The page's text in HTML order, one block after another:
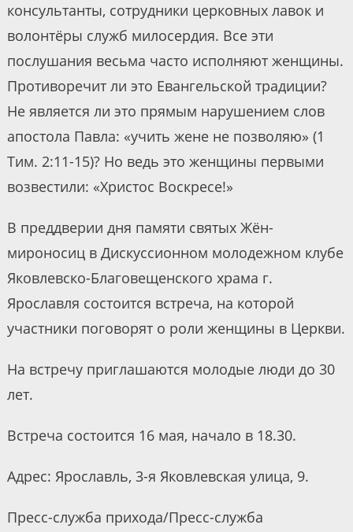
консультанты, сотрудники церковных лавок и
волонтёры служб милосердия. Все эти
послушания весьма часто исполняют женщины.
Противоречит ли это Евангельской традиции?
Не является ли это прямым нарушением слов
апостола Павла: «учить жене не позволяю» (1
Тим. 2:11-15)? Но ведь это женщины первыми
возвестили: «Христос Воскресе!»
В преддверии дня памяти святых Жён-
мироносиц в Дискуссионном молодежном клубе
Яковлевско-Благовещенского храма г.
Ярославля состоится встреча, на которой
участники поговорят о роли женщины в Церкви.
На встречу приглашаются молодые люди до 30
лет.
Встреча состоится 16 мая, начало в 18.30.
Адрес: Ярославль, 3-я Яковлевская улица, 9.
Пресс-служба прихода/Пресс-служба